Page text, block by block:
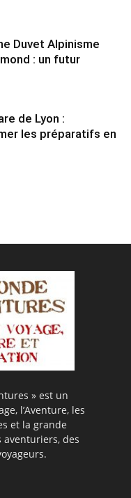
Duvet Alpinisme
: un futur
de Lyon :
les préparatifs en
» est un
l’Aventure, les
et la grande
des